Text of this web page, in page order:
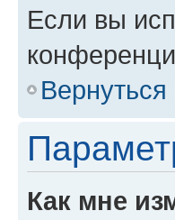
Если вы
Вернуться
Как мне